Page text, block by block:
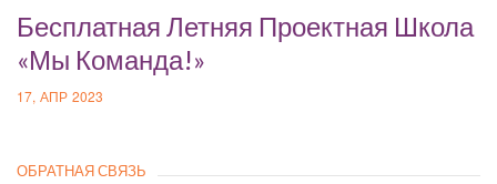
Бесплатная Летняя Проектная Школа
«Мы Команда!»
17, АПР 2023
ОБРАТНАЯ СВЯЗЬ